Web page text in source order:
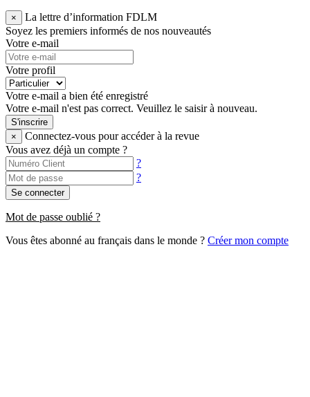
×
La lettre d’information FDLM
Soyez les premiers informés de nos nouveautés
Votre e-mail
Votre profil
Votre e-mail a bien été enregistré
Votre e-mail n'est pas correct. Veuillez le saisir à nouveau.
S'inscrire
×
Connectez-vous pour accéder à la revue
Vous avez déjà un compte ?
?
?
Se connecter
Mot de passe oublié ?
Vous êtes abonné au français dans le monde ? Créer mon compte